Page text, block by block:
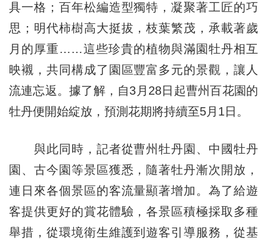
具一格；百年松編造型獨特，凝聚著工匠的巧
思；明代柿樹高大挺拔，枝葉繁茂，承載著歲
月的厚重……這些珍貴的植物與滿園牡丹相互
映襯，共同構成了園區豐富多元的景觀，讓人
流連忘返。據了解，自3月28日起曹州百花園的
牡丹便開始綻放，預測花期將持續至5月1日。
與此同時，記者從曹州牡丹園、中國牡丹
園、古今園等景區獲悉，隨著牡丹漸次開放，
連日來各個景區的客流量顯著增加。為了給遊
客提供更好的賞花體驗，各景區積極採取多種
舉措，從環境衛生維護到遊客引導服務，從基